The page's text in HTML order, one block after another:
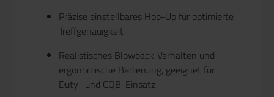
Präzise einstellbares Hop-Up für optimierte
Treffgenauigkeit
Realistisches Blowback-Verhalten und
ergonomische Bedienung, geeignet für
Duty- und CQB-Einsatz